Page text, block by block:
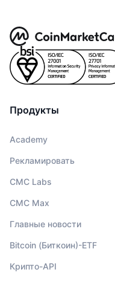
Продукты
Academy
Рекламировать
CMC Labs
CMC Max
Главные новости
Bitcoin (Биткоин)-ETF
Крипто-API